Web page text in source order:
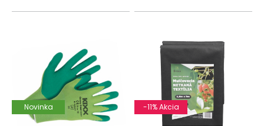
Novinka -11% Akcia